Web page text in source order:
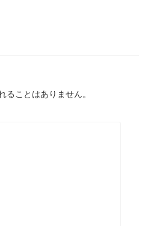
ることはありません。